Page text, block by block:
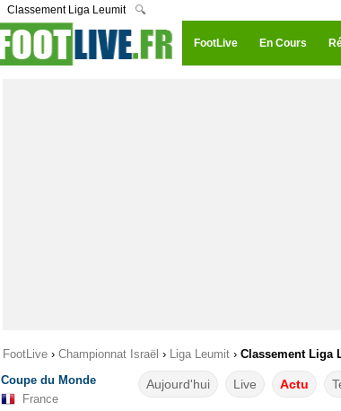
Classement Liga Leumit 🔍
FootLive En Cours
FootLive › Championnat Israël › Liga Leumit › Classement Liga
Coupe du Monde
France
Aujourd'hui Live Actu